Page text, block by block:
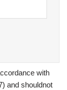
with
and shouldnot